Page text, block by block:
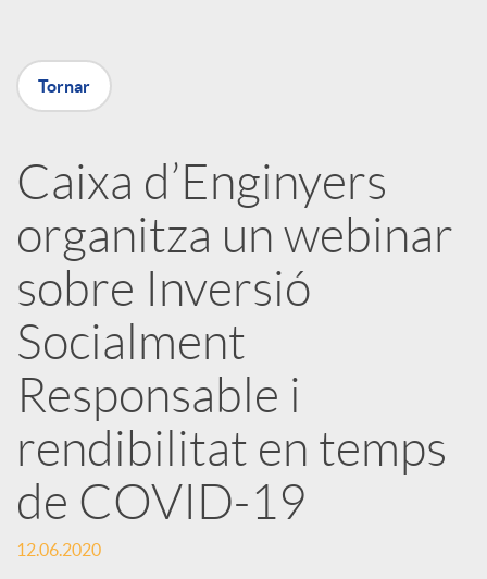
X
r
x
e
s
S
o
Tornar
Caixa d’Enginyers
organitza un webinar
sobre Inversió
Socialment
Responsable i
rendibilitat en temps
de COVID-19
12.06.2020